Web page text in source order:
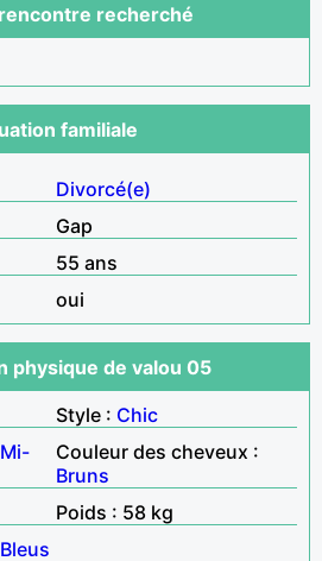
recherché
familiale
Divorcé(e)
Gap
55 ans
oui
physique de valou 05
Style : Chic
Mi-
Couleur des cheveux :
Bruns
Poids : 58 kg
Bleus